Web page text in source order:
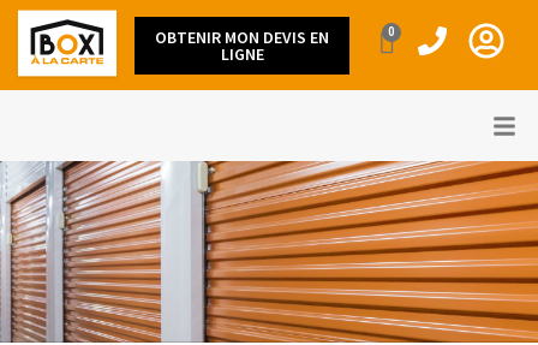
OBTENIR MON DEVIS EN
LIGNE
0